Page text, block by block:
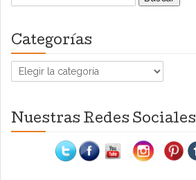
Categorías
Categorías
Nuestras Redes Sociales